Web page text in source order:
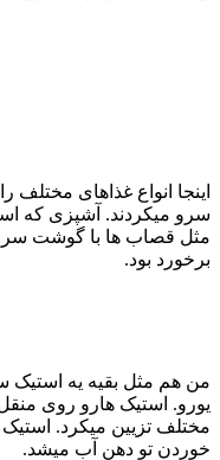
اینجا انواع غذاهای
سرو میکردند. آشپزی که
مثل قصاب ها با گوشت
برخورد بود.
یورو. استیک هارو روی
مختلف تزیین میکرد. استیک
خوردن تو دهن آب میشد.